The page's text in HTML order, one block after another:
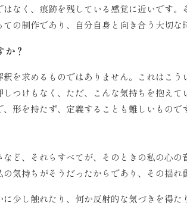
なく、痕跡を残している感覚に近いです
の制作であり、自分自身と向き合う大切な
か？
を求めるものではありません。これはこ
つけもなく、ただ、こんな気持ちを抱え
形を持たず、定義することも難しいもの
ど、それらすべてが、そのときの私の心
気持ちがそうだったからであり、その揺れ
少し触れたり、何か反射的な気づきを得